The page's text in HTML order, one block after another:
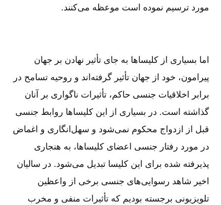
مورد ترسیم نموده است موعظه می‌کنند.
اما بسیاری از کلیساها به جای تأثیر نهادن بر جهان
پیرامون‌، خود از جهان تأثیر گرفته‌اند و روحیه تسامح در
برابر اخلاقیات جنسی حاکم‌، تأثیرات ناگواری بر آنان
گذاشته است‌. در بسیاری از این کلیساها روابط جنسی
قبل از ازدواج محکوم نمی‌شود و سهل‌انگاری و اغماض
در مورد رفتار جنسی اعضای کلیساها، به هنجاری
پذیرفته شده برای این کلیسا تبدیل می‌شود. در سالیان
اخیر شاهد رسوایی‌های جنسی برخی از واعظین
تلویزیونی برجسته بودیم که تأثیرات منفی و مخرب